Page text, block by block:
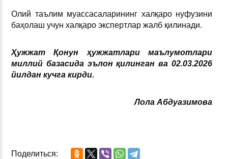
Олий таълим муассасаларининг халқаро нуфузини
баҳолаш учун халқаро экспертлар жалб қилинади.
Ҳужжат Қонун ҳужжатлари маълумотлари
миллий базасида эълон қилинган ва 02.03.2026
йилдан кучга кирди.
Лола Абдуазимова
Поделиться: